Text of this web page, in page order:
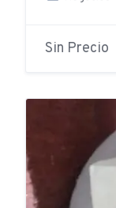
Sin Precio